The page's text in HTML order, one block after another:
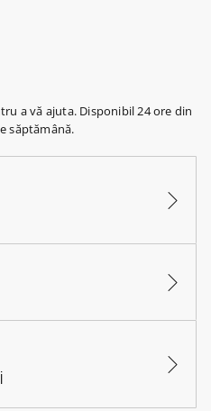
a vă ajuta. Disponibil 24 ore din
săptămână.